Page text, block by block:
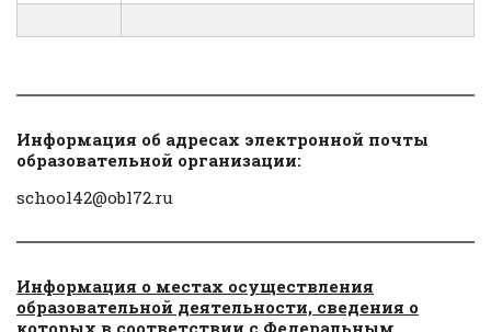
Информация об адресах электронной почты
образовательной организации:
school42@obl72.ru
Информация о местах осуществления
образовательной деятельности, сведения о